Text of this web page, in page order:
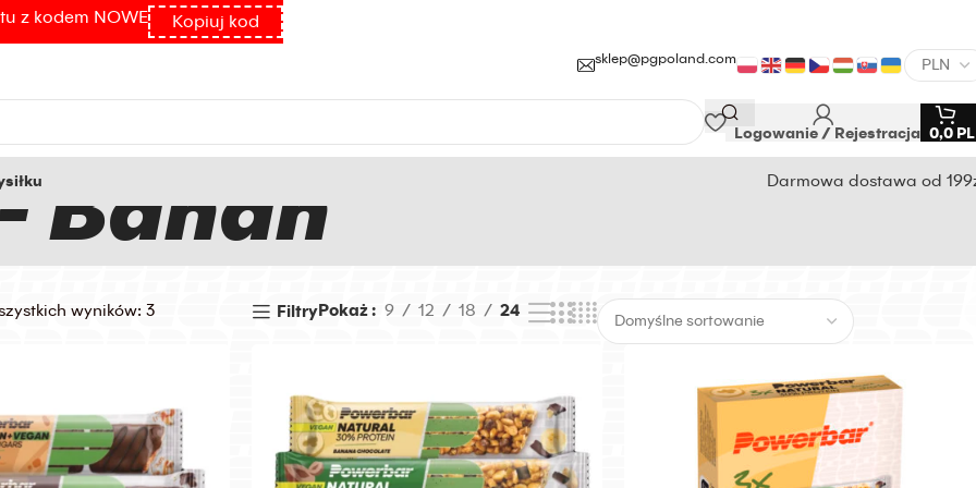
sklep@pgpoland.com
Logowanie / Rejestracja 0,0
Darmowa dostawa od
Banan
wyników: 3 Filtry Pokaż 9 12 18 24
z kodem NOWE Kopiuj kod